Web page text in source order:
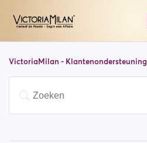
VictoriaMilan - Klantenondersteuning